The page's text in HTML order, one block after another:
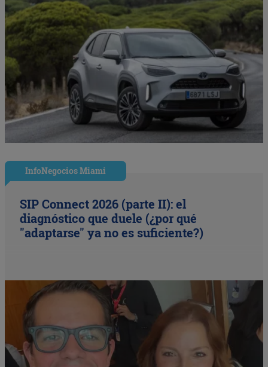
InfoNegocios Miami
SIP Connect 2026 (parte II): el
diagnóstico que duele (¿por qué
"adaptarse" ya no es suficiente?)